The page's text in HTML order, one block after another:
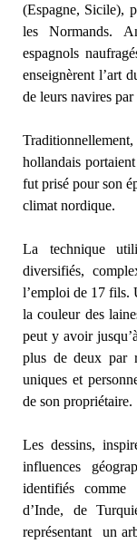
(Espagne, Sicile),
les Normands.
espagnols
enseignèrent l’art
de leurs navires
hollandais
fut prisé pour son
climat nordique.
La technique
diversifiés,
l’emploi de 17 fils.
la couleur des
peut y avoir
plus de deux par
uniques et
de son propriétaire.
Les dessins,
influences
identifiés comme
d’Inde, de
représentant un